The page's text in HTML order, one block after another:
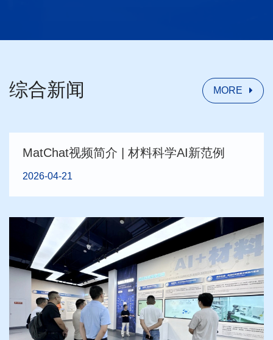
综合新闻 MORE
MatChat视频简介 | 材料科学AI新范例
2026-04-21